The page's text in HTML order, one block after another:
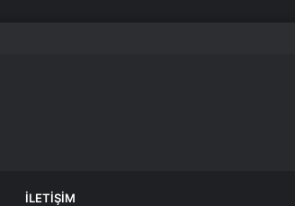
İLETIŞIM